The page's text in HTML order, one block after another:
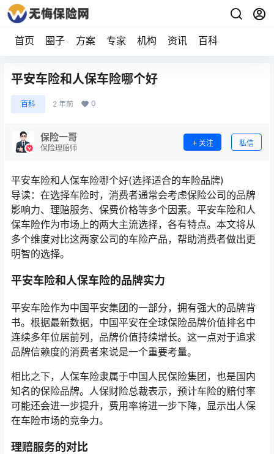
首页 圈子 方案 专家 机构 资讯 百科
平安车险和人保车险哪个好
百科 2 年前 0
保险一哥
保险理赔师
关注 私信
平安车险和人保车险哪个好(选择适合的车险品牌)
导读：在选择车险时，消费者通常会考虑保险公司的品牌
影响力、理赔服务、保费价格等多个因素。平安车险和人
保车险作为市场上的两大主流选择，各有特点。本文将从
多个维度对比这两家公司的车险产品，帮助消费者做出更
明智的选择。
平安车险和人保车险的品牌实力
平安车险作为中国平安集团的一部分，拥有强大的品牌背
书。根据最新数据，中国平安在全球保险品牌价值排名中
连续多年位居前列，品牌价值持续增长。这一点对于追求
品牌信赖度的消费者来说是一个重要考量。
相比之下，人保车险隶属于中国人民保险集团，也是国内
知名的保险品牌。人保财险总裁表示，预计车险的赔付率
可能还会进一步提升，费用率将进一步下降，显示出人保
在车险市场的竞争力。
理赔服务的对比